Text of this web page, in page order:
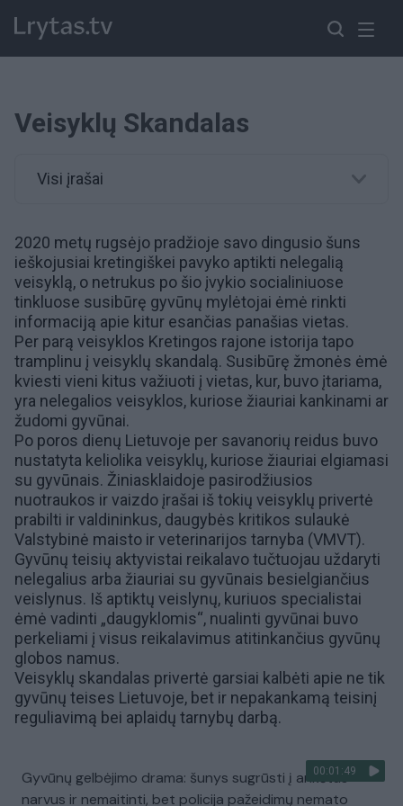
Veisyklų Skandalas
Visi įrašai
2020 metų rugsėjo pradžioje savo dingusio šuns
ieškojusiai kretingiškei pavyko aptikti nelegalią
veisyklą, o netrukus po šio įvykio socialiniuose
tinkluose susibūrę gyvūnų mylėtojai ėmė rinkti
informaciją apie kitur esančias panašias vietas.
Per parą veisyklos Kretingos rajone istorija tapo
tramplinu į veisyklų skandalą. Susibūrę žmonės ėmė
kviesti vieni kitus važiuoti į vietas, kur, buvo įtariama,
yra nelegalios veisyklos, kuriose žiauriai kankinami ar
žudomi gyvūnai.
Po poros dienų Lietuvoje per savanorių reidus buvo
nustatyta keliolika veisyklų, kuriose žiauriai elgiamasi
su gyvūnais. Žiniasklaidoje pasirodžiusios
nuotraukos ir vaizdo įrašai iš tokių veisyklų privertė
prabilti ir valdininkus, daugybės kritikos sulaukė
Valstybinė maisto ir veterinarijos tarnyba (VMVT).
Gyvūnų teisių aktyvistai reikalavo tučtuojau uždaryti
nelegalius arba žiauriai su gyvūnais besielgiančius
veislynus. Iš aptiktų veislynų, kuriuos specialistai
ėmė vadinti „daugyklomis“, nualinti gyvūnai buvo
perkeliami į visus reikalavimus atitinkančius gyvūnų
globos namus.
Veisyklų skandalas privertė garsiai kalbėti apie ne tik
gyvūnų teises Lietuvoje, bet ir nepakankamą teisinį
reguliavimą bei aplaidų tarnybų darbą.
00:01:49
Gyvūnų gelbėjimo drama: šunys sugrūsti į ankštus
narvus ir nemaitinti, bet policija pažeidimų nemato